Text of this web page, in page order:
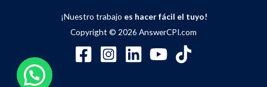
¡Nuestro trabajo es hacer fácil el tuyo!
Copyright © 2026 AnswerCPI.com